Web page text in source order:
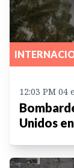
12:03 PM 04
Unidos